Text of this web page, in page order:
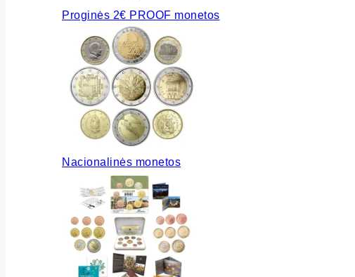
Proginės 2€ PROOF monetos
Nacionalinės monetos